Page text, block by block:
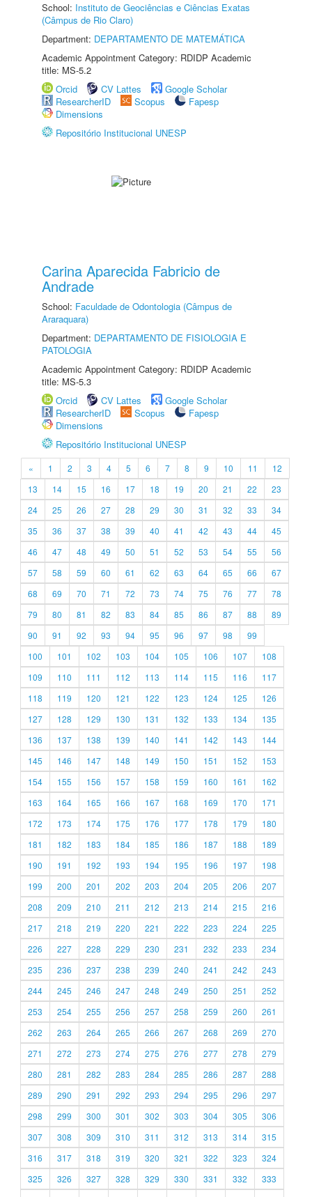
School: Instituto de Geociências e Ciências Exatas
(Câmpus de Rio Claro)
Department: DEPARTAMENTO DE MATEMÁTICA
Academic Appointment Category: RDIDP Academic
title: MS-5.2
Orcid
CV Lattes
Google Scholar
ResearcherID
Scopus
Fapesp
Dimensions
Repositório Institucional UNESP
Carina Aparecida Fabricio de
Andrade
School: Faculdade de Odontologia (Câmpus de
Araraquara)
Department: DEPARTAMENTO DE FISIOLOGIA E
PATOLOGIA
Academic Appointment Category: RDIDP Academic
title: MS-5.3
Orcid
CV Lattes
Google Scholar
ResearcherID
Scopus
Fapesp
Dimensions
Repositório Institucional UNESP
« 1 2 3 4 5 6 7 8 9 10 11
12
13
14 15 16 17 18 19 20 21 22
23
24
25 26 27 28 29 30 31 32 33
34
35
36 37 38 39 40 41 42 43 44
45
46
47 48 49 50 51 52 53 54 55
56
57
58 59 60 61 62 63 64 65 66
67
68
69 70 71 72 73 74 75 76 77
78
79
80 81 82 83 84 85 86 87 88
89
90
91 92 93 94 95 96 97 98
99
100
101 102 103 104 105 106 107
108
109
110 111 112 113 114 115 116
117
118
119 120 121 122 123 124 125
126
127
128 129 130 131 132 133 134
135
136
137 138 139 140 141 142 143
144
145
146 147 148 149 150 151 152
153
154
155 156 157 158 159 160 161
162
163
164 165 166 167 168 169 170
171
172
173 174 175 176 177 178 179
180
181
182 183 184 185 186 187 188
189
190
191 192 193 194 195 196 197
198
199
200 201 202 203 204 205 206
207
208
209 210 211 212 213 214 215
216
217
218 219 220 221 222 223 224
225
226
227 228 229 230 231 232 233
234
235
236 237 238 239 240 241 242
243
244
245 246 247 248 249 250 251
252
253
254 255 256 257 258 259 260
261
262
263 264 265 266 267 268 269
270
271
272 273 274 275 276 277 278
279
280
281 282 283 284 285 286 287
288
289
290 291 292 293 294 295 296
297
298
299 300 301 302 303 304 305
306
307
308 309 310 311 312 313 314
315
316
317 318 319 320 321 322 323
324
325
326 327 328 329 330 331 332
333